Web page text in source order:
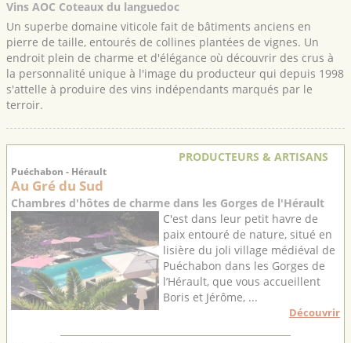
Vins AOC Coteaux du languedoc
Un superbe domaine viticole fait de bâtiments anciens en
pierre de taille, entourés de collines plantées de vignes. Un
endroit plein de charme et d'élégance où découvrir des crus à
la personnalité unique à l'image du producteur qui depuis 1998
s'attelle à produire des vins indépendants marqués par le
terroir.
PRODUCTEURS & ARTISANS
Puéchabon - Hérault
Au Gré du Sud
Chambres d'hôtes de charme dans les Gorges de l'Hérault
C'est dans leur petit havre de
paix entouré de nature, situé en
lisière du joli village médiéval de
Puéchabon dans les Gorges de
l’Hérault, que vous accueillent
Boris et Jérôme, ...
Découvrir